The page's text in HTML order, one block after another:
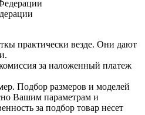
практически везде. Они дают
за наложенный платеж
Подбор размеров и моделей
Вашим параметрам и
за подбор товар несет